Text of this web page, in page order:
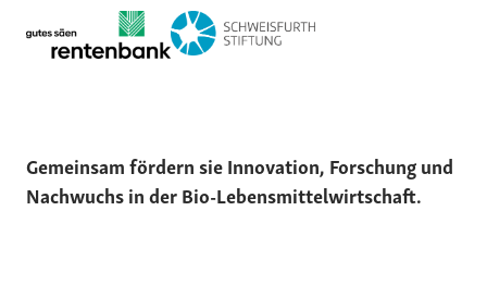
Gemeinsam fördern sie Innovation, Forschung und
Nachwuchs in der Bio-Lebensmittelwirtschaft.